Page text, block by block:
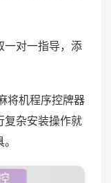
一对一指导，添
将机程序控牌器
复杂安装操作就